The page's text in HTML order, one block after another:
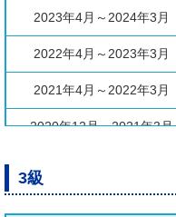
2023年4月～2024年3月
2022年4月～2023年3月
2021年4月～2022年3月
2020年12月～2021年3月
3級